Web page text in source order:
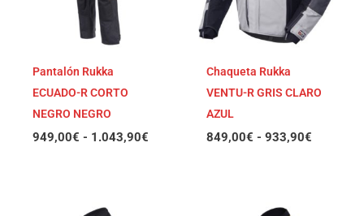
Pantalón Rukka
ECUADO-R CORTO
NEGRO NEGRO
949,00€ - 1.043,90€
Chaqueta Rukka
VENTU-R GRIS CLARO
AZUL
849,00€ - 933,90€